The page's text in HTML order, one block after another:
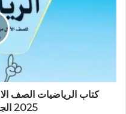
كتاب الرياضيات الصف
2025 الجمهورية اليمنية